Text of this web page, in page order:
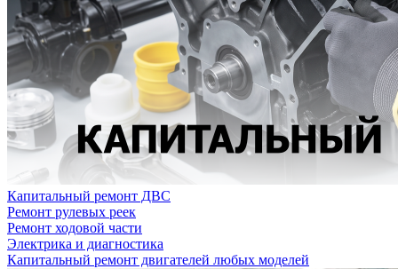
Капитальный ремонт ДВС
Ремонт рулевых реек
Ремонт ходовой части
Электрика и диагностика
Капитальный ремонт двигателей любых моделей